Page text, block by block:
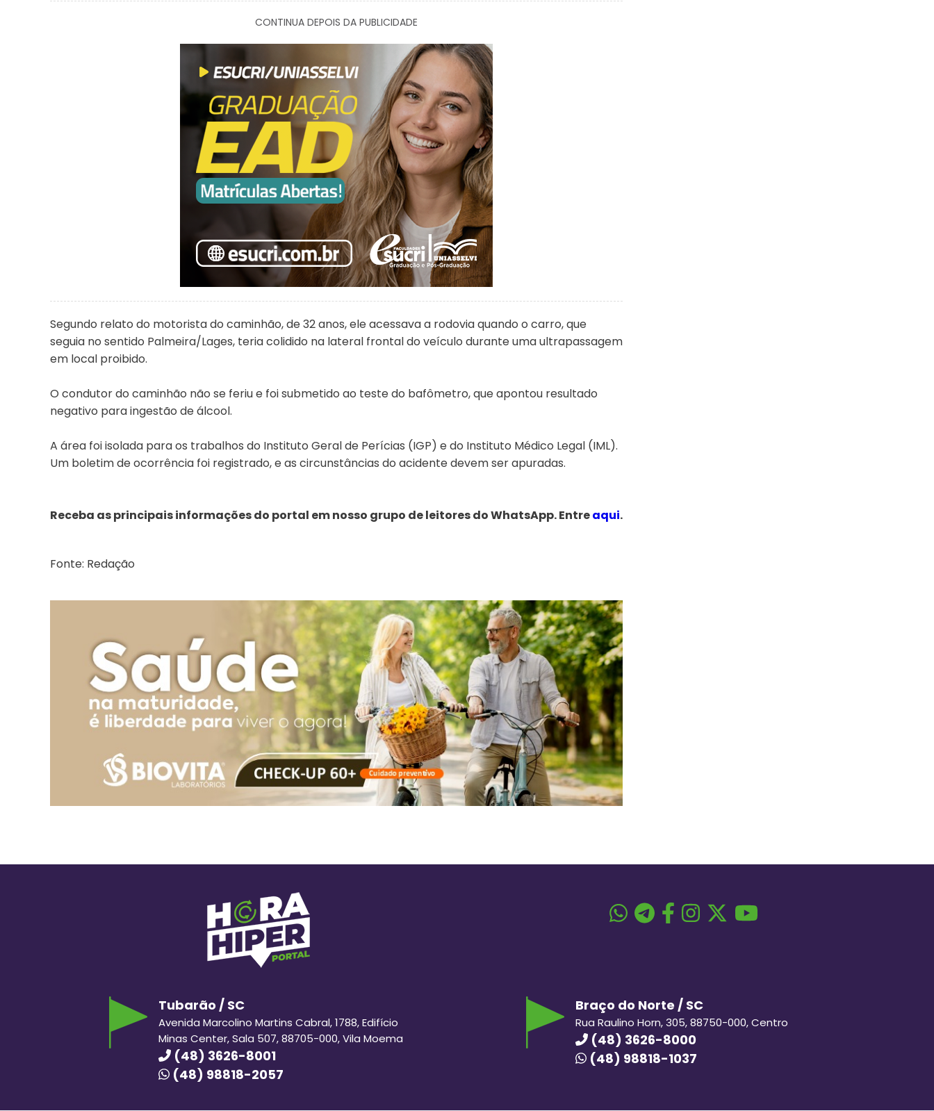
CONTINUA DEPOIS DA PUBLICIDADE
Segundo relato do motorista do caminhão, de 32 anos, ele acessava a rodovia quando o carro, que
seguia no sentido Palmeira/Lages, teria colidido na lateral frontal do veículo durante uma ultrapassagem
em local proibido.
O condutor do caminhão não se feriu e foi submetido ao teste do bafômetro, que apontou resultado
negativo para ingestão de álcool.
A área foi isolada para os trabalhos do Instituto Geral de Perícias (IGP) e do Instituto Médico Legal (IML).
Um boletim de ocorrência foi registrado, e as circunstâncias do acidente devem ser apuradas.
Receba as principais informações do portal em nosso grupo de leitores do WhatsApp. Entreaqui.
Fonte: Redação
Tubarão / SC
Avenida Marcolino Martins Cabral, 1788, Edifício
Minas Center, Sala 507, 88705-000, Vila Moema
(48) 3626-8001
(48) 98818-2057
Braço do Norte / SC
Rua Raulino Horn, 305, 88750-000, Centro
(48) 3626-8000
(48) 98818-1037